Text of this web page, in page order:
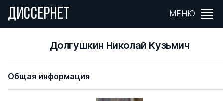
ДИССЕРНЕТ МЕНЮ
Долгушкин Николай Кузьмич
Общая информация